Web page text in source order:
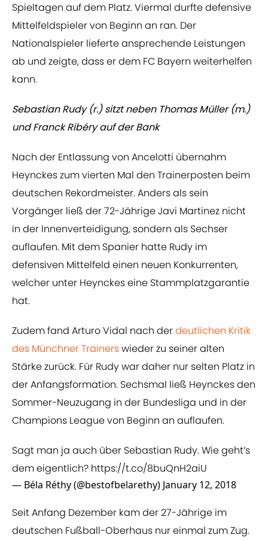
Spieltagen auf dem Platz. Viermal durfte defensive
Mittelfeldspieler von Beginn an ran. Der
Nationalspieler lieferte ansprechende Leistungen
ab und zeigte, dass er dem FC Bayern weiterhelfen
kann.
Sebastian Rudy (r.) sitzt neben Thomas Müller (m.)
und Franck Ribéry auf der Bank
Nach der Entlassung von Ancelotti übernahm
Heynckes zum vierten Mal den Trainerposten beim
deutschen Rekordmeister. Anders als sein
Vorgänger ließ der 72-Jährige Javi Martinez nicht
in der Innenverteidigung, sondern als Sechser
auflaufen. Mit dem Spanier hatte Rudy im
defensiven Mittelfeld einen neuen Konkurrenten,
welcher unter Heynckes eine Stammplatzgarantie
hat.
Zudem fand Arturo Vidal nach der​deutlichen Kritik
des Münchner Trainerswieder zu seiner alten
Stärke zurück. Für Rudy war daher nur selten Platz in
der Anfangsformation. Sechsmal ließ Heynckes den
Sommer-Neuzugang in der Bundesliga und in der
Champions League von Beginn an auflaufen.
Sagt man ja auch über Sebastian Rudy. Wie geht’s
dem eigentlich? https://t.co/8buQnH2aiU
— Béla Réthy (@bestofbelarethy) January 12, 2018
Seit Anfang Dezember kam der 27-Jährige im
deutschen Fußball-Oberhaus nur einmal zum Zug.